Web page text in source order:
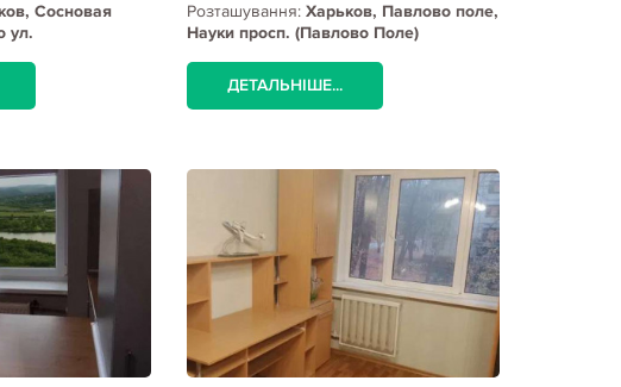
Сосновая
ул.
Розташування:Харьков, Павлово поле,
Науки просп. (Павлово Поле)
ДЕТАЛЬНІШЕ...